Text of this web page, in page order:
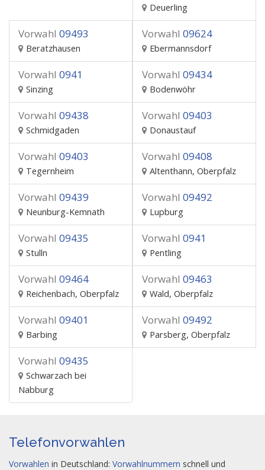
Deuerling
Vorwahl 09493
Beratzhausen
Vorwahl 09624
Ebermannsdorf
Vorwahl 0941
Sinzing
Vorwahl 09434
Bodenwöhr
Vorwahl 09438
Schmidgaden
Vorwahl 09403
Donaustauf
Vorwahl 09403
Tegernheim
Vorwahl 09408
Altenthann, Oberpfalz
Vorwahl 09439
Neunburg-Kemnath
Vorwahl 09492
Lupburg
Vorwahl 09435
Stulln
Vorwahl 0941
Pentling
Vorwahl 09464
Reichenbach, Oberpfalz
Vorwahl 09463
Wald, Oberpfalz
Vorwahl 09401
Barbing
Vorwahl 09492
Parsberg, Oberpfalz
Vorwahl 09435
Schwarzach bei
Nabburg
Telefonvorwahlen
Vorwahlen in Deutschland: Vorwahlnummern schnell und